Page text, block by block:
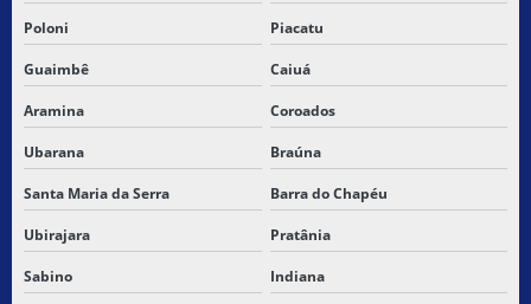
Poloni Piacatu
Guaimbê Caiuá
Aramina Coroados
Ubarana Braúna
Santa Maria da Serra Barra do Chapéu
Ubirajara Pratânia
Sabino Indiana